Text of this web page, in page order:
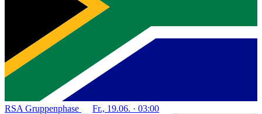
RSA Gruppenphase Fr., 19.06. · 03:00